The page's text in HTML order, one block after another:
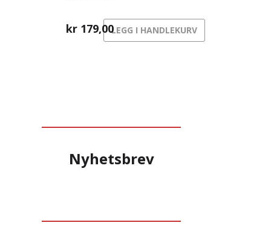
kr 179,00LEGG I HANDLEKURV
Nyhetsbrev